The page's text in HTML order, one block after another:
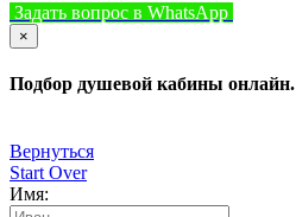
Задать вопрос в WhatsApp
×
Подбор душевой кабины онлайн.
Вернуться
Start Over
Имя: